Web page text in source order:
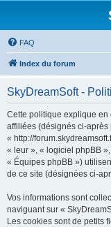
FAQ
Index du forum
SkyDreamSoft -
Cette politique explique en
affiliées (désignés ci-après
« http://
« leur », « logiciel phpBB
« Équipes phpBB »)
de ce site (désignées ci-
Vos informations sont
naviguant sur «
Les cookies sont de petits